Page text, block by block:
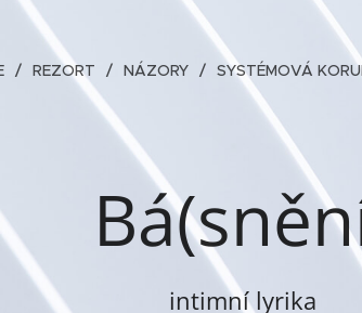
REZORT NÁZORY SYSTÉMOVÁ
intimní lyrika